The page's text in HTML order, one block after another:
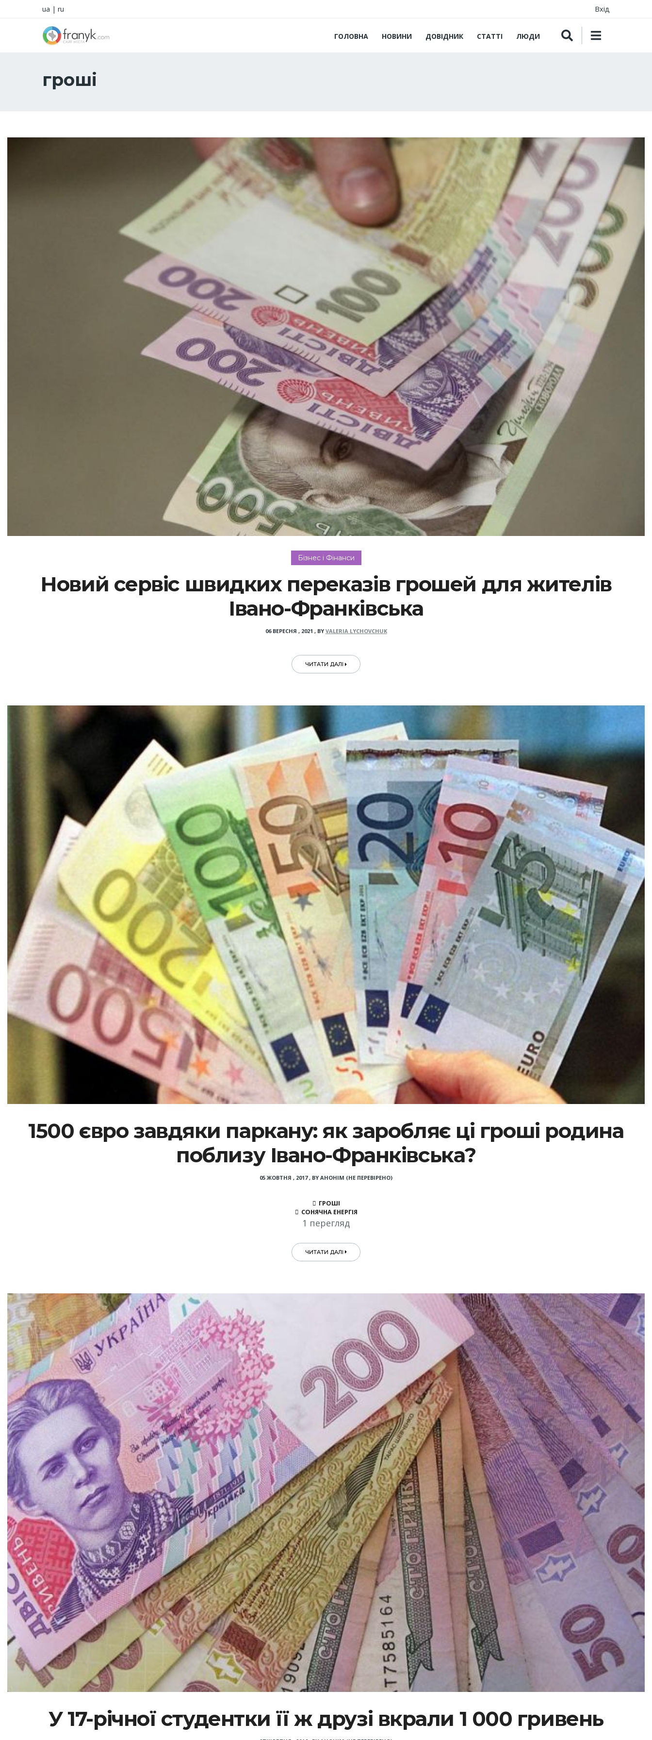
ua | ru Вхід
ГОЛОВНА НОВИНИ ДОВІДНИК СТАТТІ ЛЮДИ
гроші
Бізнес і Фінанси
Новий сервіс швидких переказів грошей для жителів
Івано-Франківська
06 ВЕРЕСНЯ , 2021 , BY VALERIA LYCHOVCHUK
ЧИТАТИ ДАЛІ
1500 євро завдяки паркану: як заробляє ці гроші родина
поблизу Івано-Франківська?
05 ЖОВТНЯ , 2017, BY АНОНІМ (НЕ ПЕРЕВІРЕНО)
ГРОШІ
СОНЯЧНА ЕНЕРГІЯ
1 перегляд
ЧИТАТИ ДАЛІ
У 17-річної студентки її ж друзі вкрали 1 000 гривень